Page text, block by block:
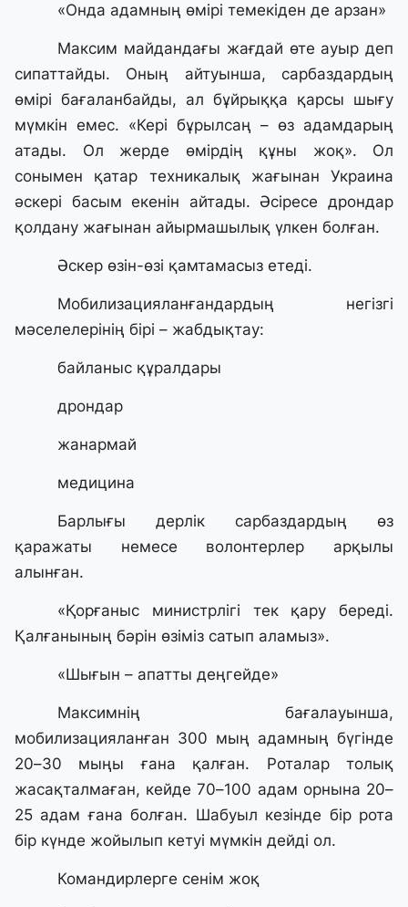
«Онда адамның өмірі темекіден де арзан»
Максим майдандағы жағдай өте ауыр деп
сипаттайды. Оның айтуынша, сарбаздардың
өмірі бағаланбайды, ал бұйрыққа қарсы шығу
мүмкін емес. «Кері бұрылсаң – өз адамдарың
атады. Ол жерде өмірдің құны жоқ». Ол
сонымен қатар техникалық жағынан Украина
әскері басым екенін айтады. Әсіресе дрондар
қолдану жағынан айырмашылық үлкен болған.
Әскер өзін-өзі қамтамасыз етеді.
Мобилизацияланғандардың негізгі
мәселелерінің бірі – жабдықтау:
байланыс құралдары
дрондар
жанармай
медицина
Барлығы дерлік сарбаздардың өз
қаражаты немесе волонтерлер арқылы
алынған.
«Қорғаныс министрлігі тек қару береді.
Қалғанының бәрін өзіміз сатып аламыз».
«Шығын – апатты деңгейде»
Максимнің бағалауынша,
мобилизацияланған 300 мың адамның бүгінде
20–30 мыңы ғана қалған. Роталар толық
жасақталмаған, кейде 70–100 адам орнына 20–
25 адам ғана болған. Шабуыл кезінде бір рота
бір күнде жойылып кетуі мүмкін дейді ол.
Командирлерге сенім жоқ